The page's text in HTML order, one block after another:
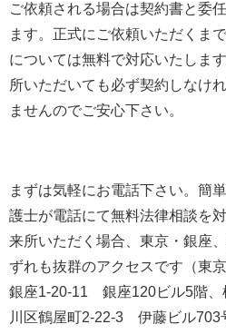
ご依頼される場合は契約書と委
ます。正式にご依頼いただくま
については無料で対応いたしま
所いただいても必ず契約しなけ
ませんのでご安心下さい。
まずは気軽にお電話下さい。簡
護士が電話にて無料法律相談を
来所いただく場合、東京・銀座
ずれも抜群のアクセスです（東
銀座1-20-11 銀座120ビル5階、
川区鶴屋町2-22-3 伊藤ビル703